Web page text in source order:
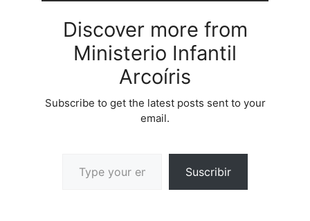
Discover more from
Ministerio Infantil
Arcoíris
Subscribe to get the latest posts sent to your
email.
Suscribir